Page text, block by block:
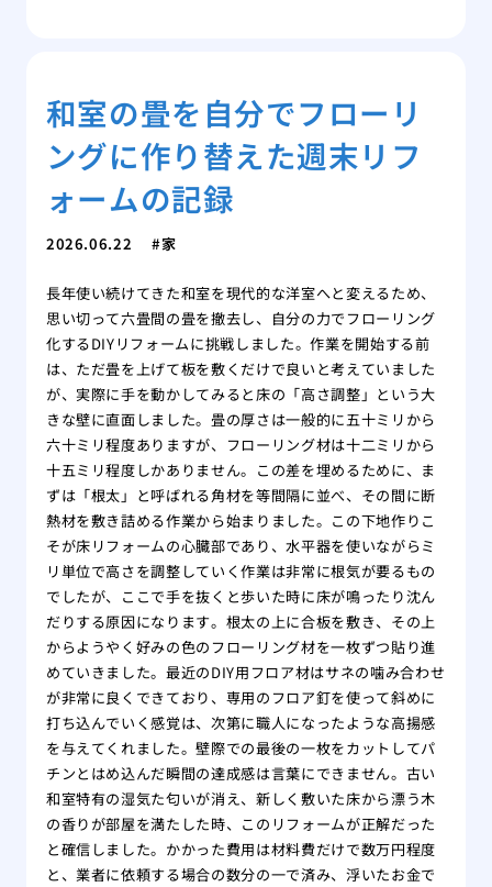
和室の畳を自分でフローリ
ングに作り替えた週末リフ
ォームの記録
2026.06.22 家
長年使い続けてきた和室を現代的な洋室へと変えるため、
思い切って六畳間の畳を撤去し、自分の力でフローリング
化するDIYリフォームに挑戦しました。作業を開始する前
は、ただ畳を上げて板を敷くだけで良いと考えていました
が、実際に手を動かしてみると床の「高さ調整」という大
きな壁に直面しました。畳の厚さは一般的に五十ミリから
六十ミリ程度ありますが、フローリング材は十二ミリから
十五ミリ程度しかありません。この差を埋めるために、ま
ずは「根太」と呼ばれる角材を等間隔に並べ、その間に断
熱材を敷き詰める作業から始まりました。この下地作りこ
そが床リフォームの心臓部であり、水平器を使いながらミ
リ単位で高さを調整していく作業は非常に根気が要るもの
でしたが、ここで手を抜くと歩いた時に床が鳴ったり沈ん
だりする原因になります。根太の上に合板を敷き、その上
からようやく好みの色のフローリング材を一枚ずつ貼り進
めていきました。最近のDIY用フロア材はサネの噛み合わせ
が非常に良くできており、専用のフロア釘を使って斜めに
打ち込んでいく感覚は、次第に職人になったような高揚感
を与えてくれました。壁際での最後の一枚をカットしてパ
チンとはめ込んだ瞬間の達成感は言葉にできません。古い
和室特有の湿気た匂いが消え、新しく敷いた床から漂う木
の香りが部屋を満たした時、このリフォームが正解だった
と確信しました。かかった費用は材料費だけで数万円程度
と、業者に依頼する場合の数分の一で済み、浮いたお金で